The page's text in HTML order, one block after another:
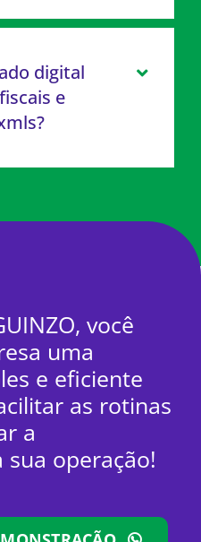
digital
e
você
uma
e eficiente
as rotinas
a
operação!